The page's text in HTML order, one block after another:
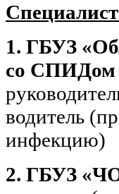
1. ГБУЗ
со СПИДом
водитель
инфекцию)
2. ГБУЗ